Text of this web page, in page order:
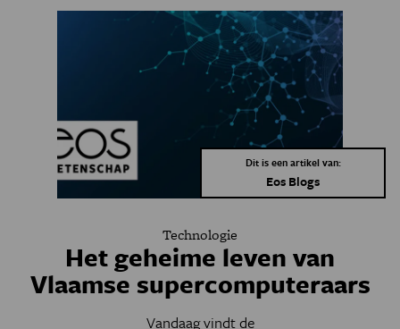
Dit is een artikel van:
Eos Blogs
Technologie
Het geheime leven van
Vlaamse supercomputeraars
Vandaag vindt de